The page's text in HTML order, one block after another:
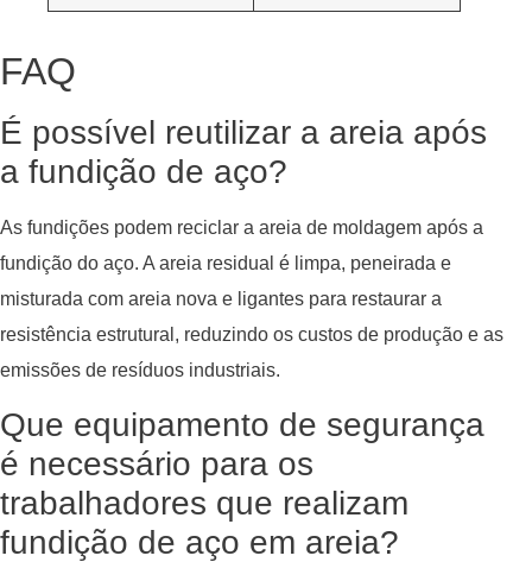
FAQ
É possível reutilizar a areia após
a fundição de aço?
As fundições podem reciclar a areia de moldagem após a
fundição do aço. A areia residual é limpa, peneirada e
misturada com areia nova e ligantes para restaurar a
resistência estrutural, reduzindo os custos de produção e as
emissões de resíduos industriais.
Que equipamento de segurança
é necessário para os
trabalhadores que realizam
fundição de aço em areia?